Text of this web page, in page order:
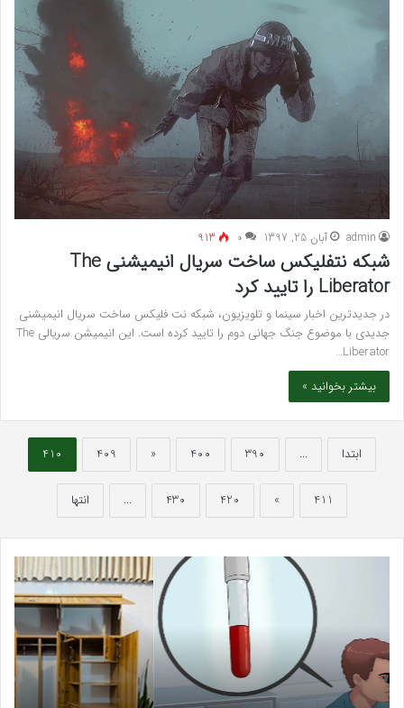
admin آبان 25, 1397 ۰ 913
شبکه نتفلیکس ساخت سریال انیمیشنی The
Liberator را تایید کرد
در جدیدترین اخبار سینما و تلویزیون، شبکه نت فلیکس ساخت سریال انیمیشنی
جدیدی با موضوع جنگ جهانی دوم را تایید کرده است. این انیمیشن سریالی The
Liberator…
بیشتر بخوانید »
ابتدا ...
390
400
«
409
410
411
»
420
430
... انتها
شیک
و
جادار
از
در